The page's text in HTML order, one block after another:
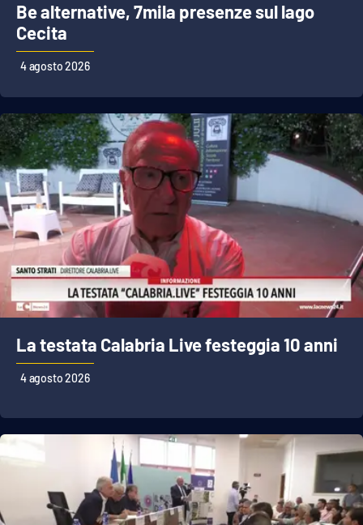
Be alternative, 7mila presenze sul lago
Cecita
4 agosto 2026
La testata Calabria Live festeggia 10 anni
4 agosto 2026